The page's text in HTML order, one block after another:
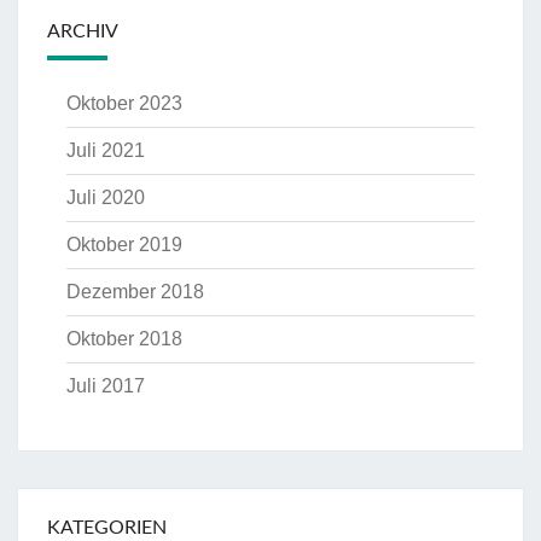
ARCHIV
Oktober 2023
Juli 2021
Juli 2020
Oktober 2019
Dezember 2018
Oktober 2018
Juli 2017
KATEGORIEN